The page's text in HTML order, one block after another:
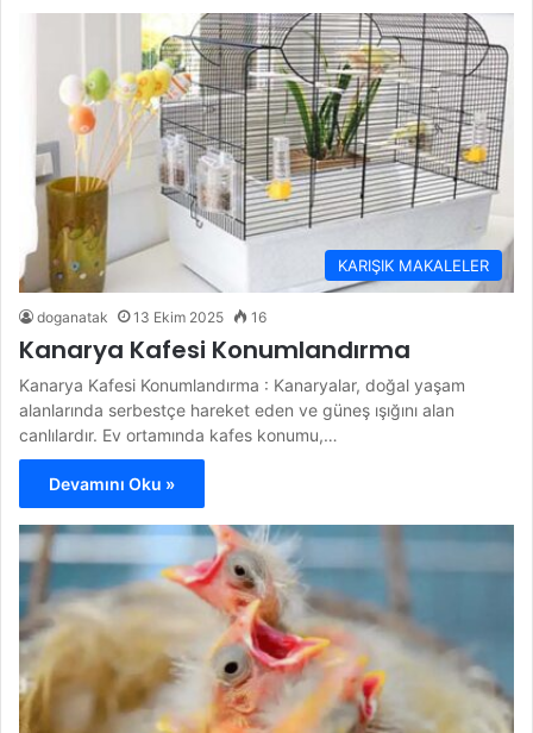
KARIŞIK MAKALELER
doganatak 13 Ekim 2025 16
Kanarya Kafesi Konumlandırma
Kanarya Kafesi Konumlandırma : Kanaryalar, doğal yaşam
alanlarında serbestçe hareket eden ve güneş ışığını alan
canlılardır. Ev ortamında kafes konumu,…
Devamını Oku »